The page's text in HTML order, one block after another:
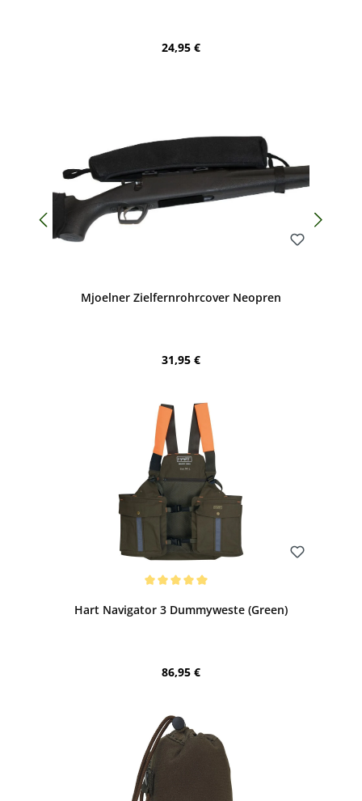
Regulärer Preis:
24,95 €
Mjoelner Zielfernrohrcover Neopren
Regulärer Preis:
31,95 €
Hart Navigator 3 Dummyweste (Green)
Regulärer Preis:
86,95 €